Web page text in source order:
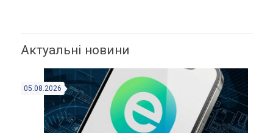
Актуальні новини
05.08.2026